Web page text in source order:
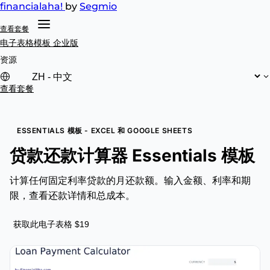
financialaha! by Segmio
查看套餐
电子表格模板 企业版
资源
查看套餐
ESSENTIALS 模板 - EXCEL 和 GOOGLE SHEETS
贷款还款计算器 Essentials 模板
计算任何固定利率贷款的月还款额。输入金额、利率和期
限，查看还款详情和总成本。
获取此电子表格 $19